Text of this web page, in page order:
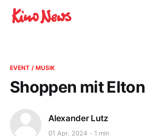
EVENT / MUSIK
Shoppen mit Elton
Alexander Lutz
01 Apr. 2024 1 min